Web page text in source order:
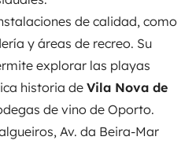
de calidad, como
y áreas de recreo. Su
explorar las playas
historia de Vila Nova de
de vino de Oporto.
Av. da Beira-Mar